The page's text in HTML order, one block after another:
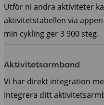
Utför ni andra aktiviteter
aktivitetstabellen via
min cykling ger 3 900 steg.
Aktivitetsarmband
Vi har direkt integration
Integrera ditt